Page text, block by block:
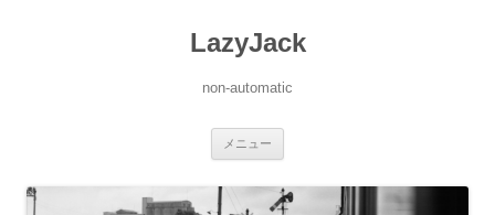
LazyJack
non-automatic
メニュー
ツ